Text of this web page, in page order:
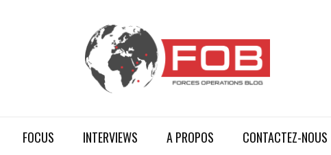
FOCUS INTERVIEWS A PROPOS CONTACTEZ-NOUS